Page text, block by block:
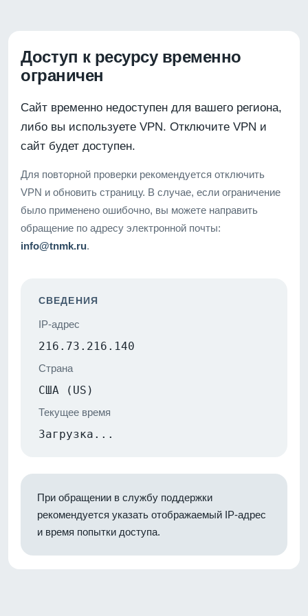
Доступ к ресурсу временно
ограничен
Сайт временно недоступен для вашего региона,
либо вы используете VPN. Отключите VPN и
сайт будет доступен.
Для повторной проверки рекомендуется отключить
VPN и обновить страницу. В случае, если ограничение
было применено ошибочно, вы можете направить
обращение по адресу электронной почты:
info@tnmk.ru.
СВЕДЕНИЯ
IP-адрес
216.73.216.140
Страна
США (US)
Текущее время
Загрузка...
При обращении в службу поддержки
рекомендуется указать отображаемый IP-адрес
и время попытки доступа.